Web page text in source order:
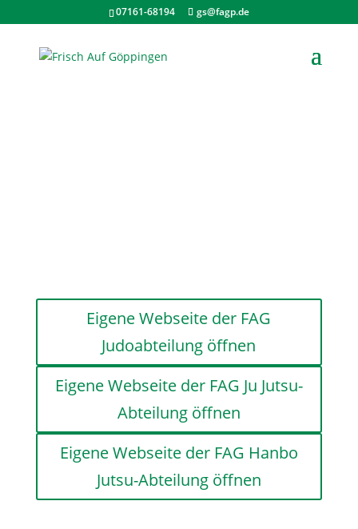
07161-68194 gs@fagp.de
Eigene Webseite der FAG
Judoabteilung öffnen
Eigene Webseite der FAG Ju Jutsu-
Abteilung öffnen
Eigene Webseite der FAG Hanbo
Jutsu-Abteilung öffnen